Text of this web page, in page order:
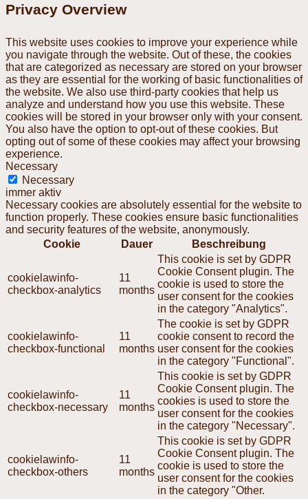
Privacy Overview
This website uses cookies to improve your experience while
you navigate through the website. Out of these, the cookies
that are categorized as necessary are stored on your browser
as they are essential for the working of basic functionalities of
the website. We also use third-party cookies that help us
analyze and understand how you use this website. These
cookies will be stored in your browser only with your consent.
You also have the option to opt-out of these cookies. But
opting out of some of these cookies may affect your browsing
experience.
Necessary
Necessary
immer aktiv
Necessary cookies are absolutely essential for the website to
function properly. These cookies ensure basic functionalities
and security features of the website, anonymously.
Cookie
Dauer Beschreibung
cookielawinfo-
checkbox-analytics
11
months
This cookie is set by GDPR
Cookie Consent plugin. The
cookie is used to store the
user consent for the cookies
in the category "Analytics".
cookielawinfo-
checkbox-functional
11
months
The cookie is set by GDPR
cookie consent to record the
user consent for the cookies
in the category "Functional".
cookielawinfo-
checkbox-necessary
11
months
This cookie is set by GDPR
Cookie Consent plugin. The
cookies is used to store the
user consent for the cookies
in the category "Necessary".
cookielawinfo-
checkbox-others
11
months
This cookie is set by GDPR
Cookie Consent plugin. The
cookie is used to store the
user consent for the cookies
in the category "Other.